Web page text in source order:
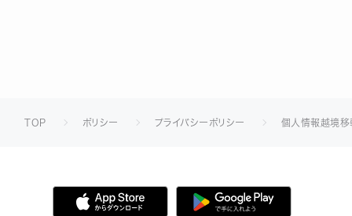
TOP ポリシー プライバシーポリシー 個人情報越境移